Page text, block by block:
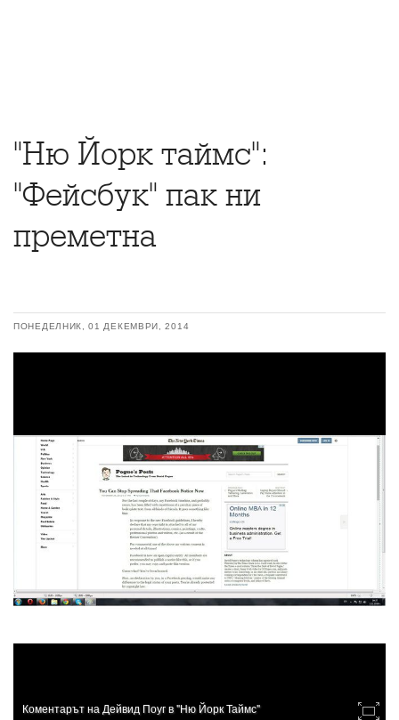
"Ню Йорк таймс":
"Фейсбук" пак ни
преметна
ПОНЕДЕЛНИК, 01 ДЕКЕМВРИ, 2014
Коментарът на Дейвид Поуг в "Ню Йорк Таймс"